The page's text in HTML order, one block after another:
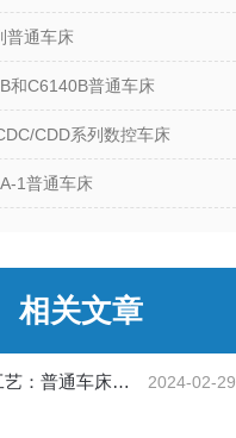
普通车床
和C6140B普通车床
CDD系列数控车床
1普通车床
相关文章
探索车削工艺：普通车床的操作与技巧 2024-02-29